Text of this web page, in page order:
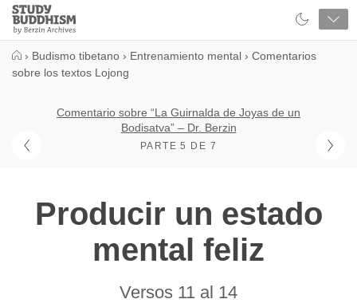
Close
Study
Buddhism
› Budismo tibetano › Entrenamiento mental › Comentarios
sobre los textos Lojong
Comentario sobre “La Guirnalda de Joyas de un
Bodisatva” – Dr. Berzin
PARTE 5 DE 7
Producir un estado
mental feliz
Versos 11 al 14